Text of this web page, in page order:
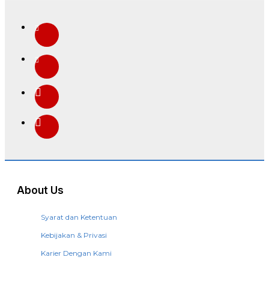
About Us
Syarat dan Ketentuan
Kebijakan & Privasi
Karier Dengan Kami